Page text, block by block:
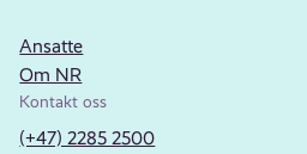
Ansatte
Om NR
Kontakt oss
(+47) 2285 2500